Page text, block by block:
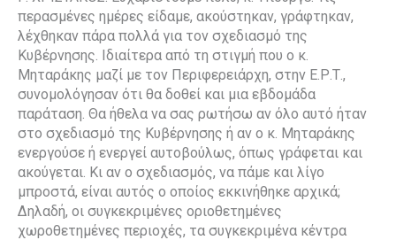
περασμένες ημέρες είδαμε, ακούστηκαν, γράφτηκαν,
λέχθηκαν πάρα πολλά για τον σχεδιασμό της
Κυβέρνησης. Ιδιαίτερα από τη στιγμή που ο κ.
Μηταράκης μαζί με τον Περιφερειάρχη, στην Ε.Ρ.Τ.,
συνομολόγησαν ότι θα δοθεί και μια εβδομάδα
παράταση. Θα ήθελα να σας ρωτήσω αν όλο αυτό ήταν
στο σχεδιασμό της Κυβέρνησης ή αν ο κ. Μηταράκης
ενεργούσε ή ενεργεί αυτοβούλως, όπως γράφεται και
ακούγεται. Κι αν ο σχεδιασμός, να πάμε και λίγο
μπροστά, είναι αυτός ο οποίος εκκινήθηκε αρχικά;
Δηλαδή, οι συγκεκριμένες οριοθετημένες
χωροθετημένες περιοχές, τα συγκεκριμένα κέντρα